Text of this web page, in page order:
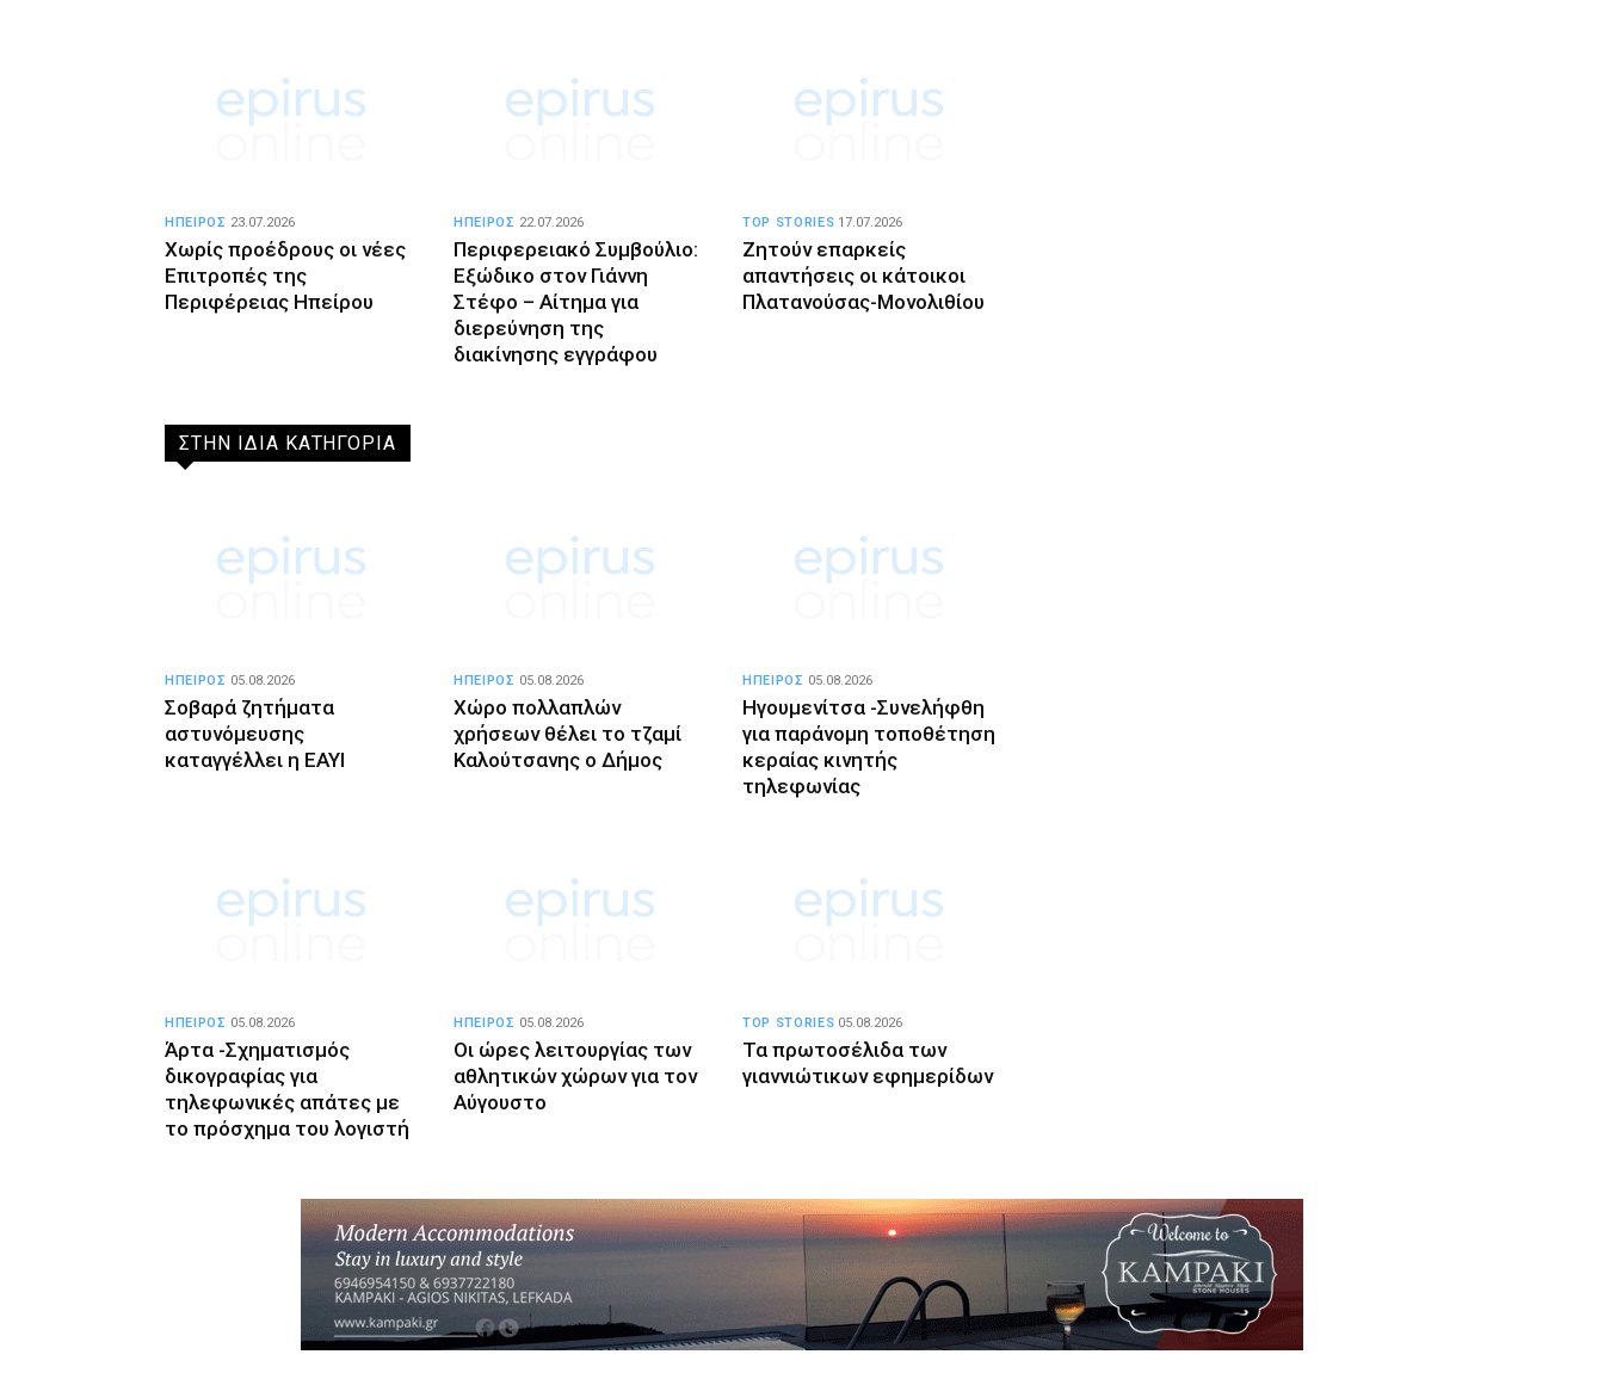
Χωρίς προέδρους οι νέες
Επιτροπές της
Περιφέρειας Ηπείρου
ΗΠΕΙΡΟΣ 23.07.2026
Περιφερειακό Συμβούλιο:
Εξώδικο στον Γιάννη
Στέφο – Αίτημα για
διερεύνηση της
διακίνησης εγγράφου
ΗΠΕΙΡΟΣ 22.07.2026
Ζητούν επαρκείς
απαντήσεις οι κάτοικοι
Πλατανούσας-Μονολιθίου
TOP STORIES 17.07.2026
ΣΤΗΝ ΙΔΙΑ ΚΑΤΗΓΟΡΙΑ
Σοβαρά ζητήματα
αστυνόμευσης
καταγγέλλει η ΕΑΥΙ
ΗΠΕΙΡΟΣ 05.08.2026
Χώρο πολλαπλών
χρήσεων θέλει το τζαμί
Καλούτσανης ο Δήμος
ΗΠΕΙΡΟΣ 05.08.2026
Ηγουμενίτσα -Συνελήφθη
για παράνομη τοποθέτηση
κεραίας κινητής
τηλεφωνίας
ΗΠΕΙΡΟΣ 05.08.2026
Άρτα -Σχηματισμός
δικογραφίας για
τηλεφωνικές απάτες με
το πρόσχημα του λογιστή
ΗΠΕΙΡΟΣ 05.08.2026
Οι ώρες λειτουργίας των
αθλητικών χώρων για τον
Αύγουστο
ΗΠΕΙΡΟΣ 05.08.2026
Τα πρωτοσέλιδα των
γιαννιώτικων εφημερίδων
TOP STORIES 05.08.2026